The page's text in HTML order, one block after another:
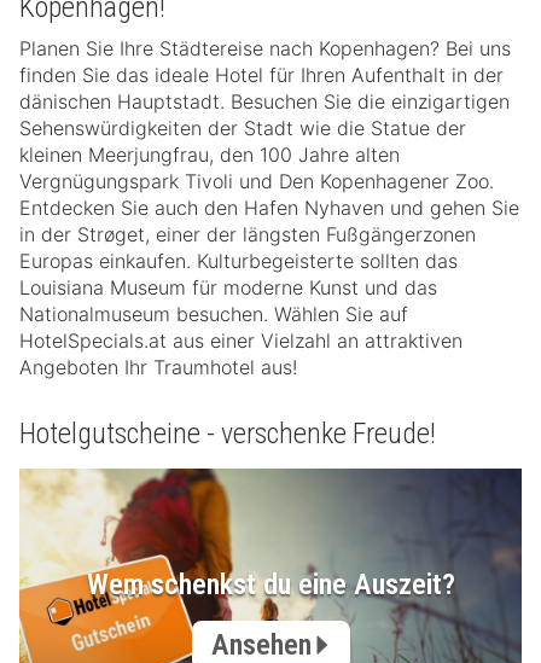
Kopenhagen!
Planen Sie Ihre Städtereise nach Kopenhagen? Bei uns
finden Sie das ideale Hotel für Ihren Aufenthalt in der
dänischen Hauptstadt. Besuchen Sie die einzigartigen
Sehenswürdigkeiten der Stadt wie die Statue der
kleinen Meerjungfrau, den 100 Jahre alten
Vergnügungspark Tivoli und Den Kopenhagener Zoo.
Entdecken Sie auch den Hafen Nyhaven und gehen Sie
in der Strøget, einer der längsten Fußgängerzonen
Europas einkaufen. Kulturbegeisterte sollten das
Louisiana Museum für moderne Kunst und das
Nationalmuseum besuchen. Wählen Sie auf
HotelSpecials.at aus einer Vielzahl an attraktiven
Angeboten Ihr Traumhotel aus!
Hotelgutscheine - verschenke Freude!
Wem schenkst du eine Auszeit?
Ansehen